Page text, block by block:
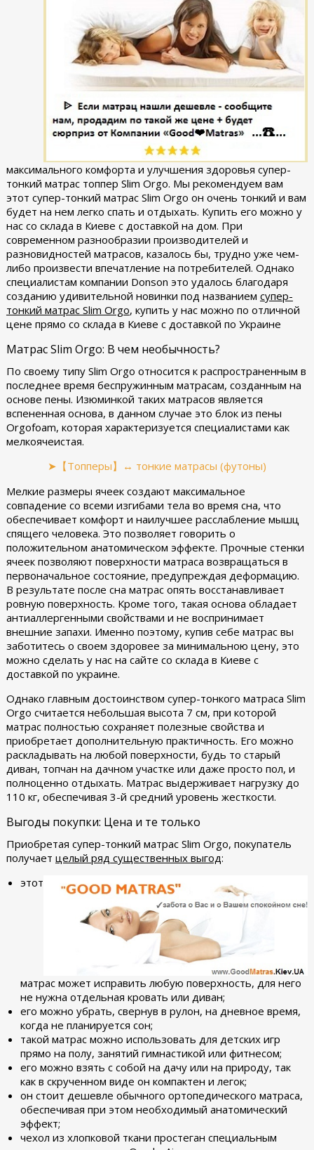
максимального комфорта и улучшения здоровья супер-
тонкий матрас топпер Slim Orgo. Мы рекомендуем вам
этот супер-тонкий матрас Slim Orgo он очень тонкий и вам
будет на нем легко спать и отдыхать. Купить его можно у
нас со склада в Киеве с доставкой на дом. При
современном разнообразии производителей и
разновидностей матрасов, казалось бы, трудно уже чем-
либо произвести впечатление на потребителей. Однако
специалистам компании Donson это удалось благодаря
созданию удивительной новинки под названием супер-
тонкий матрас Slim Orgo, купить у нас можно по отличной
цене прямо со склада в Киеве с доставкой по Украине
Матрас Slim Orgo: В чем необычность?
По своему типу Slim Orgo относится к распространенным в
последнее время беспружинным матрасам, созданным на
основе пены. Изюминкой таких матрасов является
вспененная основа, в данном случае это блок из пены
Orgofoam, которая характеризуется специалистами как
мелкоячеистая.
➤【Топперы】↔ тонкие матрасы (футоны)
Мелкие размеры ячеек создают максимальное
совпадение со всеми изгибами тела во время сна, что
обеспечивает комфорт и наилучшее расслабление мышц
спящего человека. Это позволяет говорить о
положительном анатомическом эффекте. Прочные стенки
ячеек позволяют поверхности матраса возвращаться в
первоначальное состояние, предупреждая деформацию.
В результате после сна матрас опять восстанавливает
ровную поверхность. Кроме того, такая основа обладает
антиаллергенными свойствами и не воспринимает
внешние запахи. Именно поэтому, купив себе матрас вы
заботитесь о своем здоровее за минимальною цену, это
можно сделать у нас на сайте со склада в Киеве с
доставкой по украине.
Однако главным достоинством супер-тонкого матраса Slim
Orgo считается небольшая высота 7 см, при которой
матрас полностью сохраняет полезные свойства и
приобретает дополнительную практичность. Его можно
раскладывать на любой поверхности, будь то старый
диван, топчан на дачном участке или даже просто пол, и
полноценно отдыхать. Матрас выдерживает нагрузку до
110 кг, обеспечивая 3-й средний уровень жесткости.
Выгоды покупки: Цена и те только
Приобретая супер-тонкий матрас Slim Orgo, покупатель
получает целый ряд существенных выгод:
этот
матрас может исправить любую поверхность, для него
не нужна отдельная кровать или диван;
его можно убрать, свернув в рулон, на дневное время,
когда не планируется сон;
такой матрас можно использовать для детских игр
прямо на полу, занятий гимнастикой или фитнесом;
его можно взять с собой на дачу или на природу, так
как в скрученном виде он компактен и легок;
он стоит дешевле обычного ортопедического матраса,
обеспечивая при этом необходимый анатомический
эффект;
чехол из хлопковой ткани простеган специальным